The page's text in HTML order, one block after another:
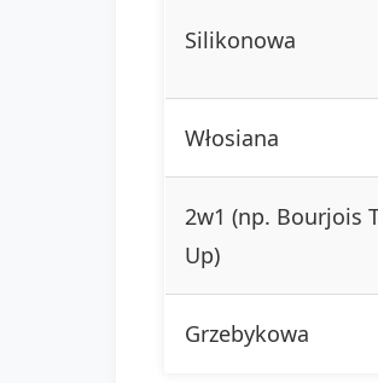
Silikonowa
Włosiana
2w1 (np. Bourjois
Up)
Grzebykowa